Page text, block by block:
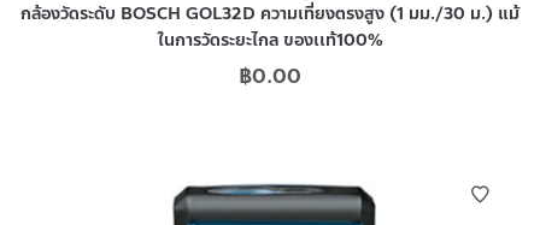
กล้องวัดระดับ BOSCH GOL32D ความเที่ยงตรงสูง (1 มม./30 ม.) แม้
ในการวัดระยะไกล ของเเท้100%
฿0.00